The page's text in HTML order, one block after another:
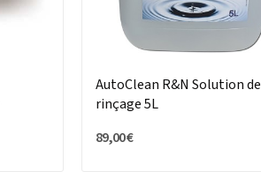
AutoClean R&N Solution de
rinçage 5L
89,00 €